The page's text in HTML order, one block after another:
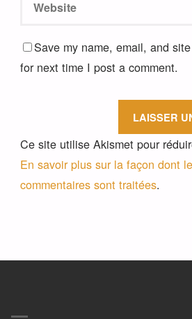
Save my name, email, and
for next time I post a comment.
Ce site utilise Akismet pour
En savoir plus sur la façon dont
commentaires sont traitées.